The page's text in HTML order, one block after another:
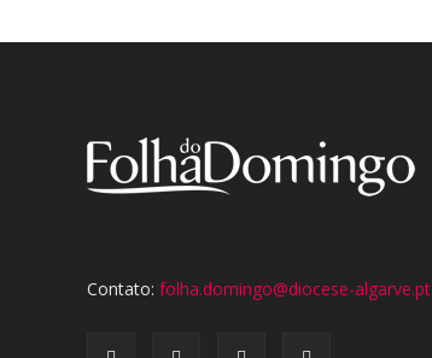
Contato: folha.domingo@diocese-algarve.pt